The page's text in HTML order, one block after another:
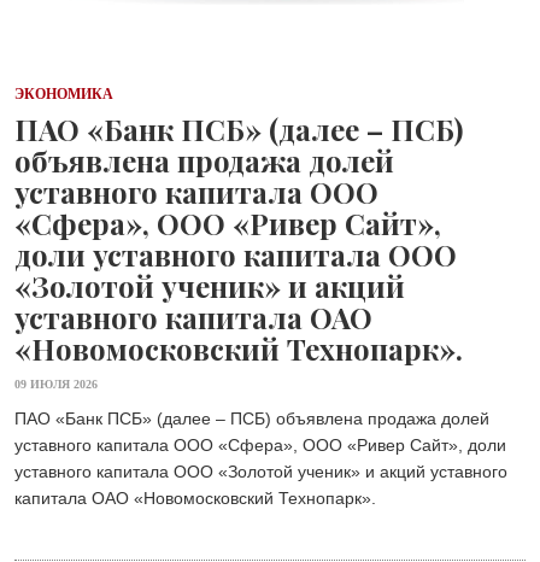
ЭКОНОМИКА
ПАО «Банк ПСБ» (далее – ПСБ)
объявлена продажа долей
уставного капитала ООО
«Сфера», ООО «Ривер Сайт»,
доли уставного капитала ООО
«Золотой ученик» и акций
уставного капитала ОАО
«Новомосковский Технопарк».
09 ИЮЛЯ 2026
ПАО «Банк ПСБ» (далее – ПСБ) объявлена продажа долей
уставного капитала ООО «Сфера», ООО «Ривер Сайт», доли
уставного капитала ООО «Золотой ученик» и акций уставного
капитала ОАО «Новомосковский Технопарк».